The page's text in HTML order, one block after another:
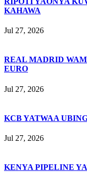
KAHAWA
Jul 27, 2026
REAL MADRID
EURO
Jul 27, 2026
KCB YATWAA
Jul 27, 2026
KENYA PIPELINE